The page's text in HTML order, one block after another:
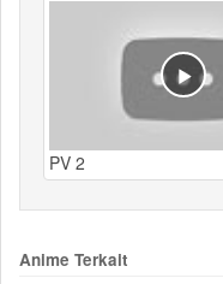
PV 2
Anime Terkait